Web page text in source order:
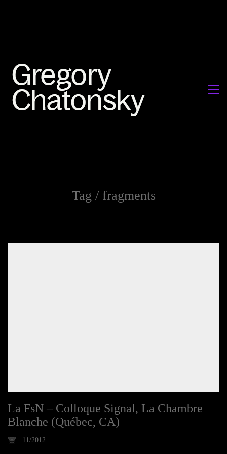
Tag / fragments
La FsN – Colloque Signal, La Chambre
Blanche (Québec, CA)
11/2012